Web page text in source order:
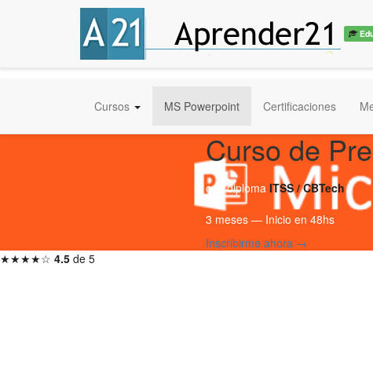
Cursos MS Powerpoint Certificaciones
Curso de
con diploma ITSS / CBTech
3 meses — Inicio en 48hs
Inscribirme ahora →
★★★★☆ 4.5 de 5